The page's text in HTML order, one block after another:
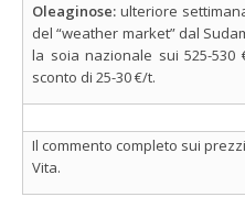
Oleaginose: ulteriore
del “weather market” dal
la soia nazionale sui 525-
sconto di 25-30 €/t.
Il commento completo sui
Vita.